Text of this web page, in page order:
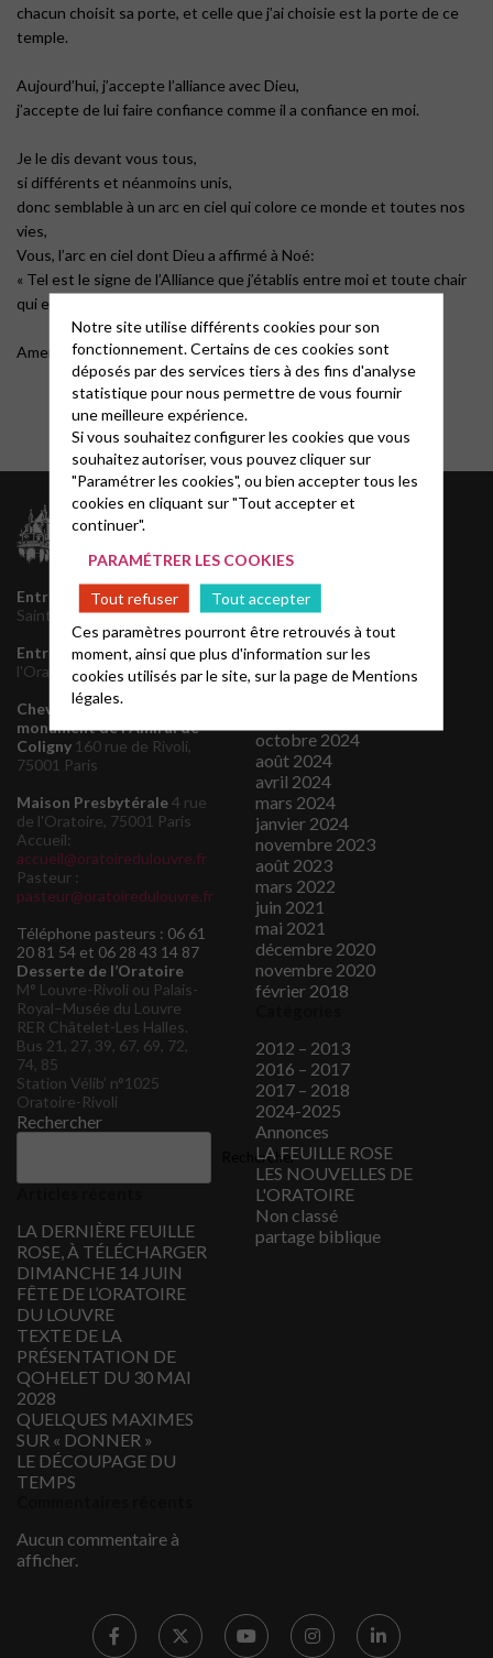
chacun choisit sa porte, et celle que j’ai choisie est la porte de ce
temple.
Aujourd’hui, j’accepte l’alliance avec Dieu,
j’accepte de lui faire confiance comme il a confiance en moi.
Je le dis devant vous tous,
si différents et néanmoins unis,
donc semblable à un arc en ciel qui colore ce monde et toutes nos
vies,
Vous, l’arc en ciel dont Dieu a affirmé à Noé:
« Tel est le signe de l’Alliance que j’établis entre moi et toute chair
qui est sur la Terre. »
Amen
Entrée principale145 rue
Saint Honoré, 75001 Paris
Entrée de service1 rue de
l'Oratoire, 75001 Paris
Chevet de l'Oratoire et
monument de l'Amiral de
Coligny 160 rue de Rivoli,
75001 Paris
Maison Presbytérale4 rue
de l'Oratoire, 75001 Paris
Accueil:
accueil@oratoiredulouvre.fr
Pasteur :
pasteur@oratoiredulouvre.fr
Téléphone pasteurs : 06 61
20 81 54 et 06 28 43 14 87
Desserte de l’Oratoire
M° Louvre-Rivoli ou Palais-
Royal–Musée du Louvre
RER Châtelet-Les Halles.
Bus 21, 27, 39, 67, 69, 72,
74, 85
Station Vélib’ n°1025
Oratoire-Rivoli
Rechercher
Rechercher
LA DERNIÈRE FEUILLE
ROSE, À TÉLÉCHARGER
DIMANCHE 14 JUIN
FÊTE DE L’ORATOIRE
DU LOUVRE
TEXTE DE LA
PRÉSENTATION DE
QOHELET DU 30 MAI
2028
QUELQUES MAXIMES
SUR « DONNER »
LE DÉCOUPAGE DU
TEMPS
Aucun commentaire à
afficher.
Archives
juillet 2026
juin 2026
mai 2026
décembre 2025
novembre 2025
septembre 2025
août 2025
octobre 2024
août 2024
avril 2024
mars 2024
janvier 2024
novembre 2023
août 2023
mars 2022
juin 2021
mai 2021
décembre 2020
novembre 2020
février 2018
2012 – 2013
2016 – 2017
2017 – 2018
2024-2025
Annonces
LA FEUILLE ROSE
LES NOUVELLES DE
L'ORATOIRE
Non classé
partage biblique
Notre site utilise différents cookies pour son
fonctionnement. Certains de ces cookies sont
déposés par des services tiers à des fins d'analyse
statistique pour nous permettre de vous fournir
une meilleure expérience.
Si vous souhaitez configurer les cookies que vous
souhaitez autoriser, vous pouvez cliquer sur
"Paramétrer les cookies", ou bien accepter tous les
cookies en cliquant sur "Tout accepter et
continuer".
PARAMÉTRER LES COOKIES
Tout refuser
Tout accepter
Ces paramètres pourront être retrouvés à tout
moment, ainsi que plus d'information sur les
cookies utilisés par le site, sur la page deMentions
légales.